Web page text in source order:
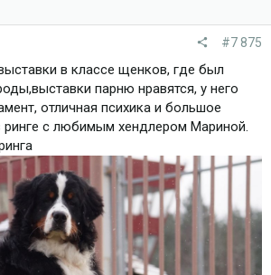
#7 875
в классе щенков, где был
парню нравятся, у него
отличная психика и большое
ринге с любимым хендлером Мариной.